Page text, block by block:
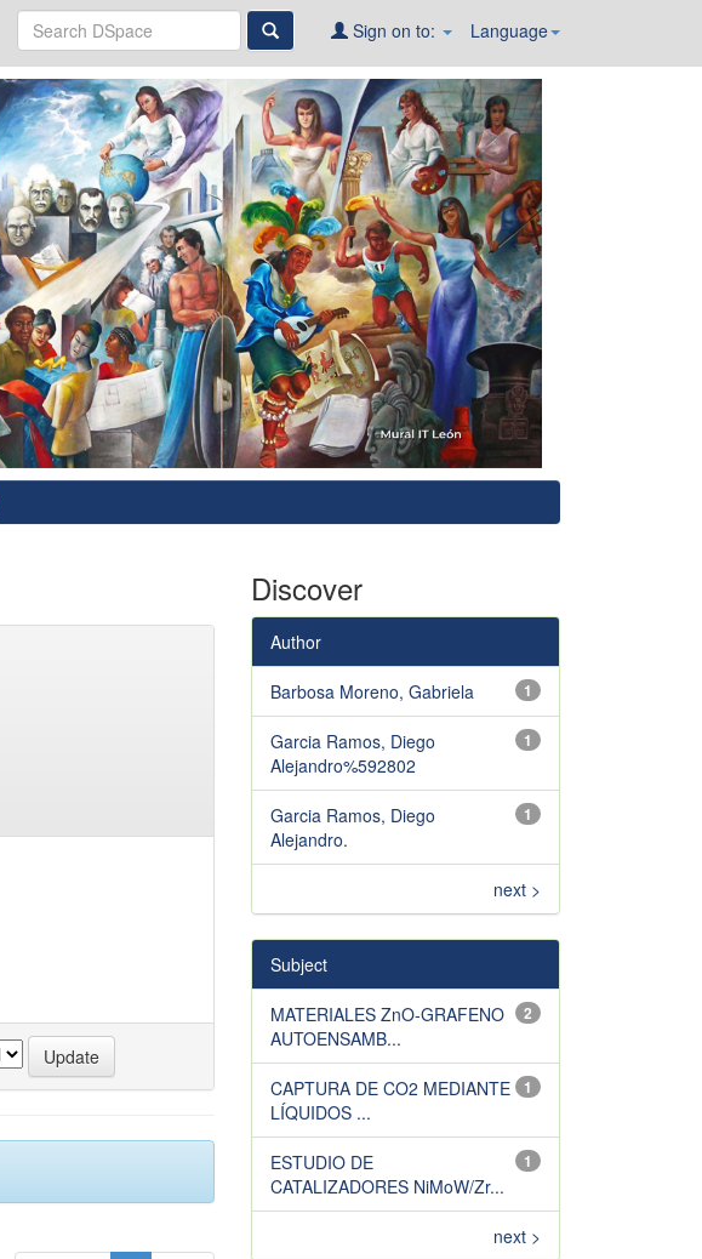
Language
Sign on to:
Discover
Author
1
Barbosa Moreno, Gabriela
1
Garcia Ramos, Diego
Alejandro%592802
1
Garcia Ramos, Diego
Alejandro.
next >
Subject
2
MATERIALES ZnO-GRAFENO
AUTOENSAMB...
1
CAPTURA DE CO2 MEDIANTE
LÍQUIDOS ...
1
ESTUDIO DE
CATALIZADORES NiMoW/Zr...
next >